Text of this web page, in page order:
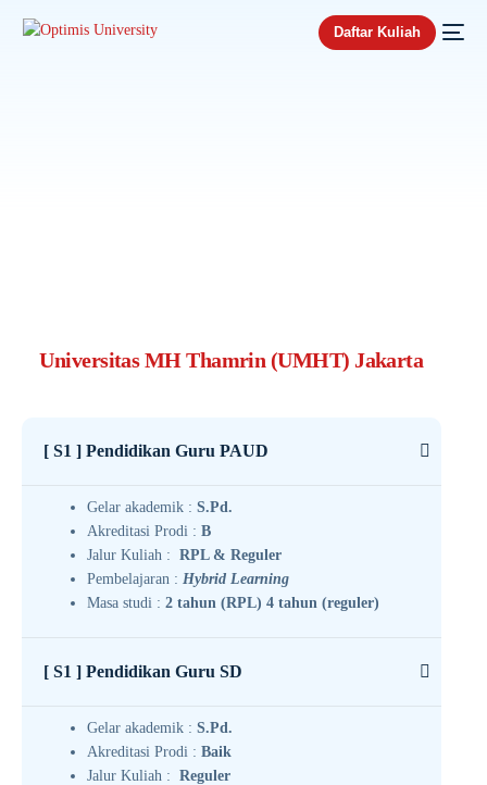
Daftar Kuliah
Universitas MH Thamrin (UMHT) Jakarta
[ S1 ] Pendidikan Guru PAUD
Gelar akademik : S.Pd.
Akreditasi Prodi : B
Jalur Kuliah : RPL & Reguler
Pembelajaran : Hybrid Learning
Masa studi : 2 tahun (RPL) 4 tahun (reguler)
[ S1 ] Pendidikan Guru SD
Gelar akademik : S.Pd.
Akreditasi Prodi : Baik
Jalur Kuliah : Reguler